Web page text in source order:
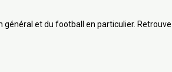
et du football en particulier.